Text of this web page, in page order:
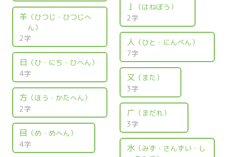
羊 （ひつじ・ひつじへ
ん）
2字
日 （ひ・にち・ひへん）
4字
方 （ほう・かたへん）
2字
目 （め・めへん）
4字
亅
（はねぼう）
2字
人 （ひと・にんべん）
7字
又 （また）
3字
广 （まだれ）
3字
水（みず・さんずい・し